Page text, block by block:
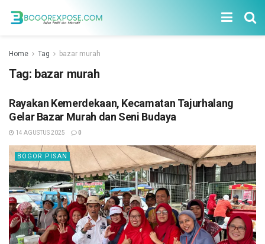
Home Tag bazar murah
Tag: bazar murah
Rayakan Kemerdekaan, Kecamatan Tajurhalang
Gelar Bazar Murah dan Seni Budaya
14 AGUSTUS 2025 0
BOGOR PISAN